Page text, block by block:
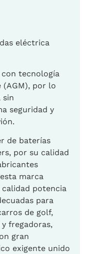
eléctrica
tecnología
(AGM), por lo
sin
seguridad y
de baterías
por su calidad
marca
calidad potencia
para
de golf,
fregadoras,
gran
exigente unido